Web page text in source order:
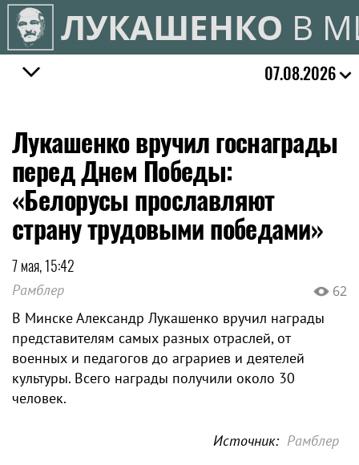
ЛУКАШЕНКО В
07.08.2026
Лукашенко вручил госнаграды
перед Днем Победы:
«Белорусы прославляют
страну трудовыми победами»
7 мая, 15:42
Рамблер 62
В Минске Александр Лукашенко вручил награды
представителям самых разных отраслей, от
военных и педагогов до аграриев и деятелей
культуры. Всего награды получили около 30
человек.
Источник: Рамблер